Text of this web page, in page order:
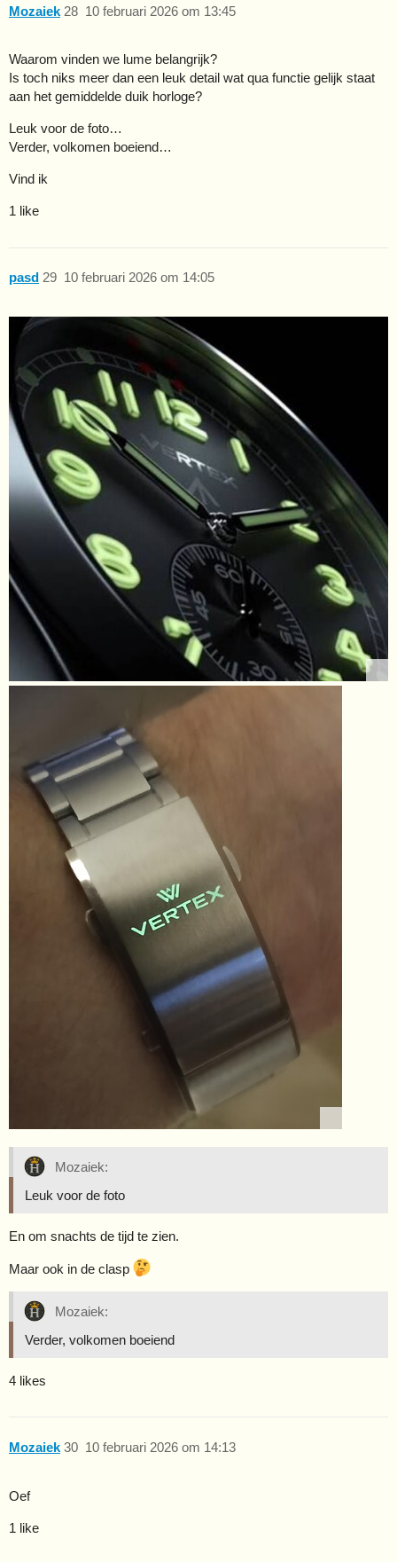
Mozaiek 10 februari 2026 om 13:45
28
Waarom vinden we lume belangrijk?
Is toch niks meer dan een leuk detail wat qua functie gelijk staat
aan het gemiddelde duik horloge?
Leuk voor de foto…
Verder, volkomen boeiend…
Vind ik
1 like
pasd 10 februari 2026 om 14:05
29
Mozaiek:
Leuk voor de foto
En om snachts de tijd te zien.
Maar ook in de clasp
Mozaiek:
Verder, volkomen boeiend
4 likes
Mozaiek 10 februari 2026 om 14:13
30
Oef
1 like